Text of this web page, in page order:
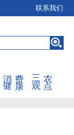
联系我们
健康 观点